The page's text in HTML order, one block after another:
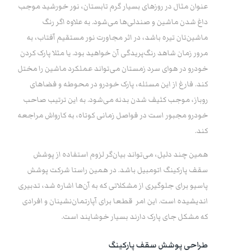
عنوان مثال در روزهای بسیار گرم تابستان، نور خورشید موجب
داغ شدن ماشین و صندلی‌ها می‌شود. به علاوه اگر رنگ
ماشین‌تان تیره باشد، در اثر مجاورت نور مستقیم آفتاب، به
مرور زمان شاهد رنگ‌پریدگی آن خواهید بود. یا مثلا پارک کردن
خودرو در هوای سرد زمستان می‌تواند عملکرد ماشین‌ را مختل
کند. فارغ از این مسئله، پارک خودرو در محوطه و فضاهای
روباز، موجب کثیف شدن بدنه‌ می‌شود. به این ترتیب صاحب
خودرو مجبور است در فواصل زمانی کوتاه، به کارواش مراجعه
کند.
همین چند دلیل، می‌تواند بیان‌گر لزوم استفاده از پوشش
سقف پارکینگ اتومبیل باشد. در همین راستا شرکت پوشش
پاسیو برای جلوگیری از مشکلاتی که به آن‌ها اشاره شد، تدبیری
اندیشیده است. این امر قطعا برای آپارتمان‌نشینان و افرادی
که مشکل جای پارک دارند بسیار خوشایند است.
طراحی پوشش سقف پارکینگ